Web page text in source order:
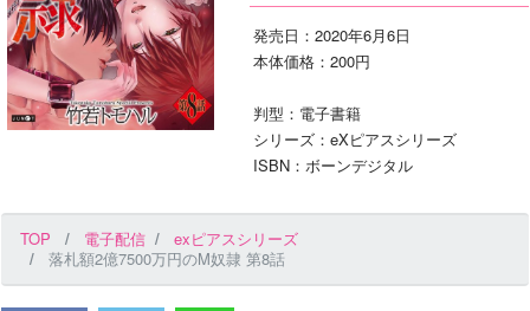
発売日：2020年6月6日
本体価格：200円
判型：電子書籍
シリーズ：eXピアスシリーズ
ISBN：ボーンデジタル
TOP 電子配信
exピアスシリーズ
落札額2億7500万円のM奴隷 第8話